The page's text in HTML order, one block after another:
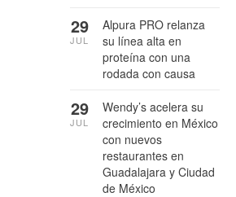
Alpura PRO relanza
su línea alta en
proteína con una
rodada con causa
29
JUL
Wendy’s acelera su
crecimiento en México
con nuevos
restaurantes en
Guadalajara y Ciudad
de México
29
JUL